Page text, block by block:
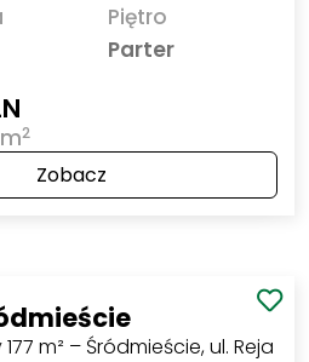
Piętro
Parter
2
Zobacz
m² – Śródmieście, ul. Reja